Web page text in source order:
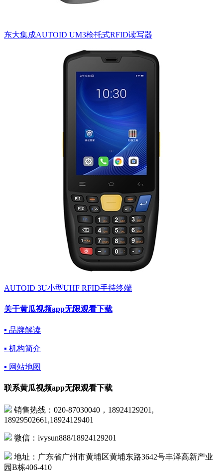
东大集成AUTOID UM3枪托式RFID读写器
AUTOID 3U小型UHF RFID手持终端
关于黄瓜视频app无限观看下载
▪ 品牌解读
▪ 机构简介
▪ 网站地图
联系黄瓜视频app无限观看下载
销售热线：020-87030040，18924129201,
18929502661,18924129401
微信：ivysun888/18924129201
地址：广东省广州市黄埔区黄埔东路3642号丰泽高新产业
园B栋406-410